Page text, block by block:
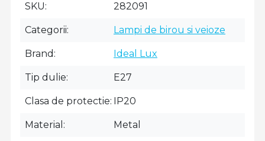
SKU 282091
Categorii Lampi de birou si veioze
Brand Ideal Lux
Tip dulie E27
Clasa de protectie IP20
Material Metal